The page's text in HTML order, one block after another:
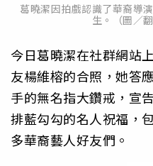
葛曉潔因拍戲認識了華裔導
生。（圖／
今日葛曉潔在社群網站
友楊維榕的合照，她答
手的無名指大鑽戒，宣
排藍勾勾的名人祝福，
多華裔藝人好友們。